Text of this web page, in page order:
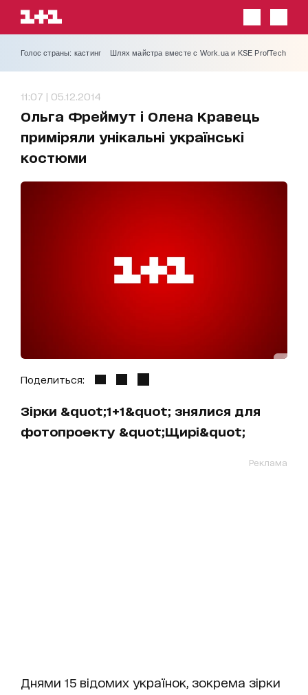
Голос страны: кастинг Шлях майстра вместе с Work.ua и KSE ProfTech
11:07 | 05.12.2014
Ольга Фреймут і Олена Кравець
приміряли унікальні українські
костюми
Поделиться:
Зірки &quot;1+1&quot; знялися для
фотопроекту &quot;Щирі&quot;
Реклама
Днями 15 відомих українок, зокрема зірки